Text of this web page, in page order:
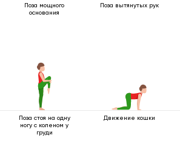
Поза мощного
основания
Поза вытянутых рук
Поза стоя на одну
ногу с коленом у
груди
Движение кошки